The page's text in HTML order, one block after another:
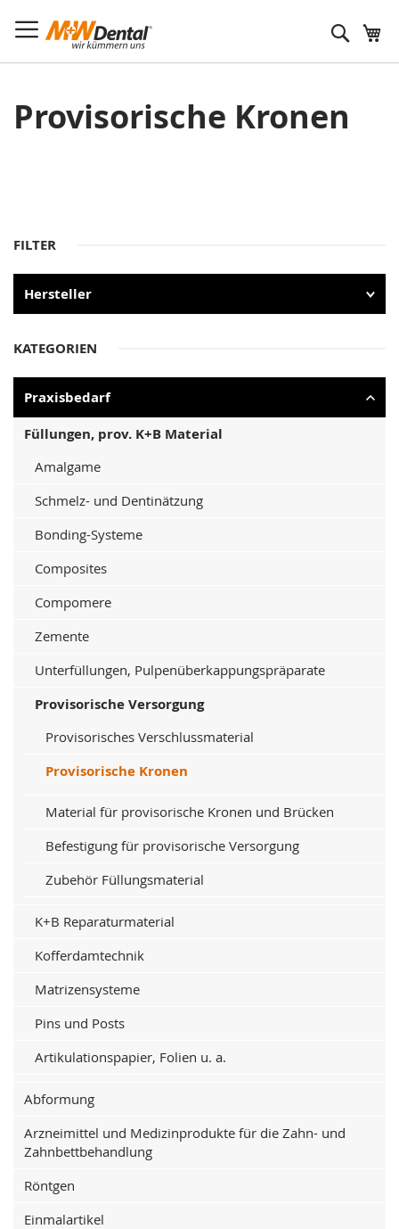
Suche
Provisorische Kronen
FILTER
Hersteller
KATEGORIEN
Praxisbedarf
Füllungen, prov. K+B Material
Amalgame
Schmelz- und Dentinätzung
Bonding-Systeme
Composites
Compomere
Zemente
Unterfüllungen, Pulpenüberkappungspräparate
Provisorische Versorgung
Provisorisches Verschlussmaterial
Provisorische Kronen
Material für provisorische Kronen und Brücken
Befestigung für provisorische Versorgung
Zubehör Füllungsmaterial
K+B Reparaturmaterial
Kofferdamtechnik
Matrizensysteme
Pins und Posts
Artikulationspapier, Folien u. a.
Abformung
Arzneimittel und Medizinprodukte für die Zahn- und
Zahnbettbehandlung
Röntgen
Einmalartikel